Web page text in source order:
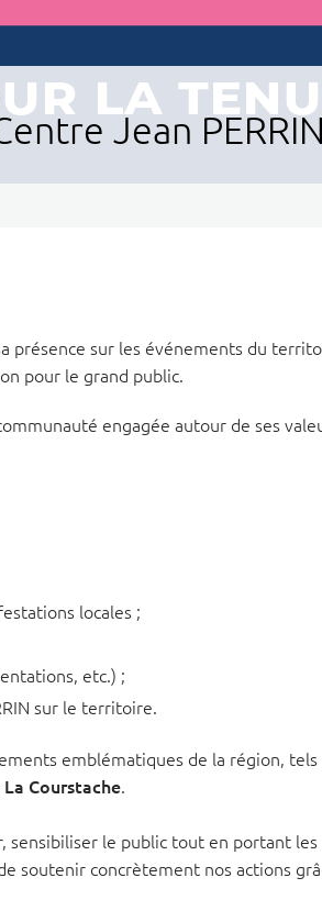
Jean
présence sur les événements du
pour le grand public.
engagée autour de ses
locales ;
etc.) ;
sur le territoire.
emblématiques de la région, tels
La Courstache.
sensibiliser le public tout en portant les
soutenir concrètement nos actions